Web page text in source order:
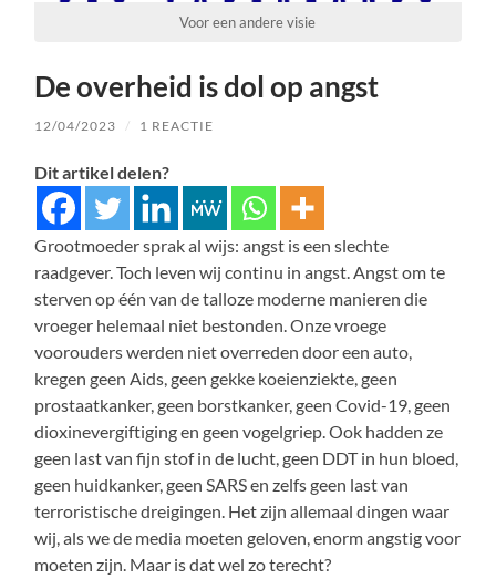
Voor een andere visie
De overheid is dol op angst
12/04/2023 / 1 REACTIE
Dit artikel delen?
Grootmoeder sprak al wijs: angst is een slechte
raadgever. Toch leven wij continu in angst. Angst om te
sterven op één van de talloze moderne manieren die
vroeger helemaal niet bestonden. Onze vroege
voorouders werden niet overreden door een auto,
kregen geen Aids, geen gekke koeienziekte, geen
prostaatkanker, geen borstkanker, geen Covid-19, geen
dioxinevergiftiging en geen vogelgriep. Ook hadden ze
geen last van fijn stof in de lucht, geen DDT in hun bloed,
geen huidkanker, geen SARS en zelfs geen last van
terroristische dreigingen. Het zijn allemaal dingen waar
wij, als we de media moeten geloven, enorm angstig voor
moeten zijn. Maar is dat wel zo terecht?